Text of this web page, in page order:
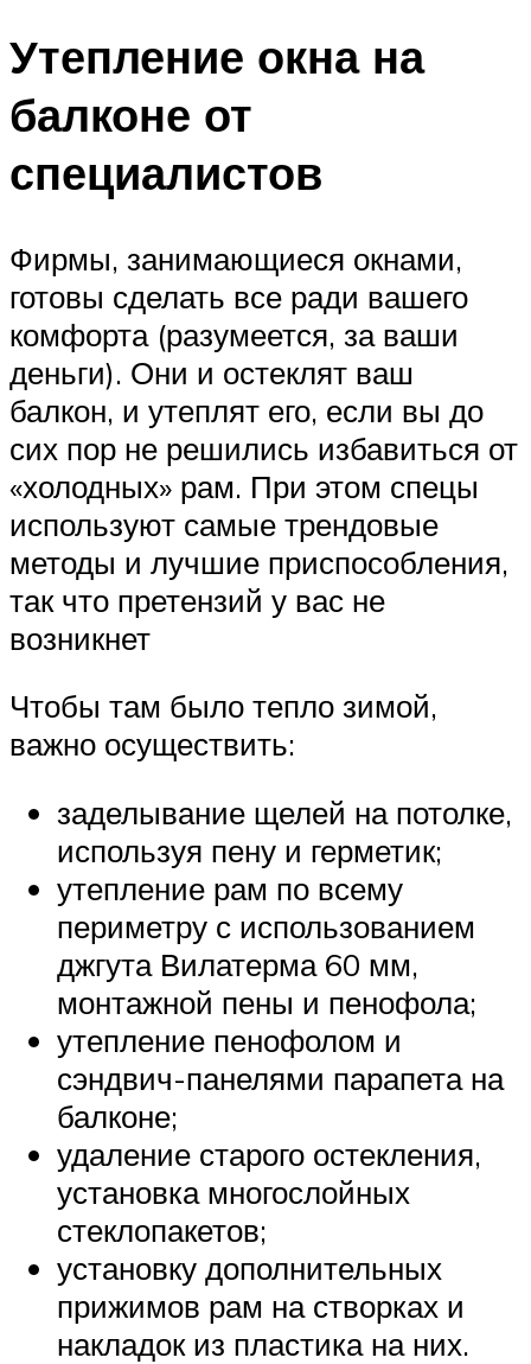
Утепление окна на
балконе от
специалистов
Фирмы, занимающиеся окнами,
готовы сделать все ради вашего
комфорта (разумеется, за ваши
деньги). Они и остеклят ваш
балкон, и утеплят его, если вы до
сих пор не решились избавиться от
«холодных» рам. При этом спецы
используют самые трендовые
методы и лучшие приспособления,
так что претензий у вас не
возникнет
Чтобы там было тепло зимой,
важно осуществить:
заделывание щелей на потолке,
используя пену и герметик;
утепление рам по всему
периметру с использованием
джгута Вилатерма 60 мм,
монтажной пены и пенофола;
утепление пенофолом и
сэндвич-панелями парапета на
балконе;
удаление старого остекления,
установка многослойных
стеклопакетов;
установку дополнительных
прижимов рам на створках и
накладок из пластика на них.